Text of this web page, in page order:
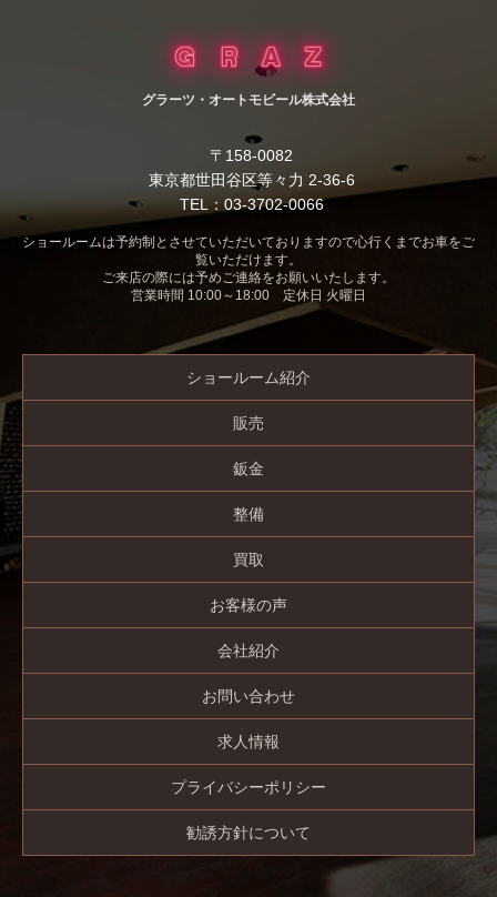
グラーツ・オートモビール株式会社
〒158-0082
東京都世田谷区等々力 2-36-6
TEL：03-3702-0066
ショールームは予約制とさせていただいておりますので心行くまでお車をご
覧いただけます。
ご来店の際には予めご連絡をお願いいたします。
営業時間 10:00～18:00 定休日 火曜日
ショールーム紹介
販売
鈑金
整備
買取
お客様の声
会社紹介
お問い合わせ
求人情報
プライバシーポリシー
勧誘方針について